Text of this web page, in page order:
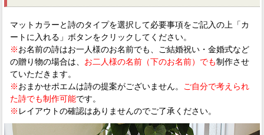
マットカラーと詩のタイプを選択して必要事項をご記入の上「カ
ートに入れる」ボタンをクリックしてください。
※お名前の詩はお一人様のお名前でも、ご結婚祝い・金婚式など
の贈り物の場合は、 お二人様の名前（下のお名前）でも制作させ
ていただきます。
※おまかせポエムは詩の提案がございません。 ご自分で考えられ
た詩でも制作可能です。
※ レイアウトの確認はありませんのでご了承ください。